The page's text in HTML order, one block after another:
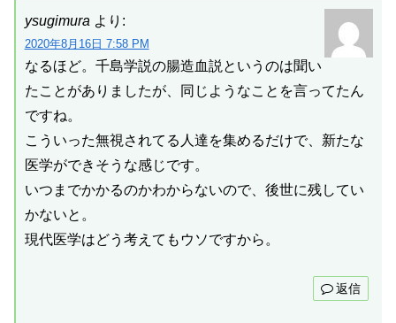
ysugimura より:
2020年8月16日 7:58 PM
なるほど。千島学説の腸造血説というのは聞い
たことがありましたが、同じようなことを言ってたん
ですね。
こういった無視されてる人達を集めるだけで、新たな
医学ができそうな感じです。
いつまでかかるのかわからないので、後世に残してい
かないと。
現代医学はどう考えてもウソですから。
返信